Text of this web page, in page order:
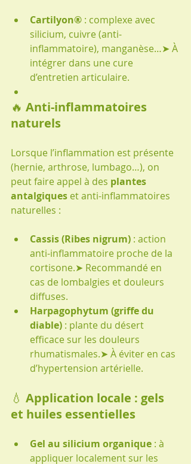
Cartilyon® : complexe avec
silicium, cuivre (anti-
inflammatoire), manganèse…➤ À
intégrer dans une cure
d’entretien articulaire.
🔥 Anti-inflammatoires
naturels
Lorsque l’inflammation est présente
(hernie, arthrose, lumbago…), on
peut faire appel à des plantes
antalgiques et anti-inflammatoires
naturelles :
Cassis (Ribes nigrum) : action
anti-inflammatoire proche de la
cortisone.➤ Recommandé en
cas de lombalgies et douleurs
diffuses.
Harpagophytum (griffe du
diable) : plante du désert
efficace sur les douleurs
rhumatismales.➤ À éviter en cas
d’hypertension artérielle.
💧 Application locale : gels
et huiles essentielles
Gel au silicium organique : à
appliquer localement sur les